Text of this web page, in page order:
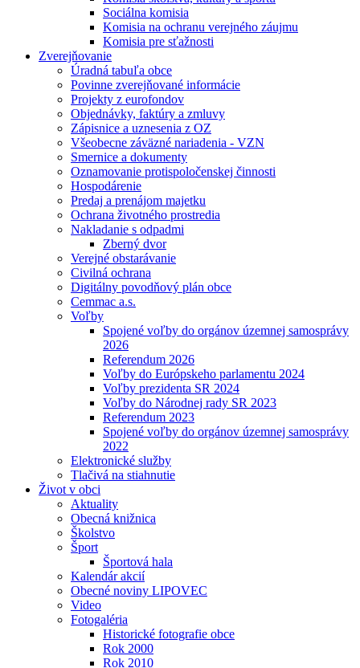
Sociálna komisia
Komisia na ochranu verejného záujmu
Komisia pre sťažnosti
Zverejňovanie
Úradná tabuľa obce
Povinne zverejňované informácie
Projekty z eurofondov
Objednávky, faktúry a zmluvy
Zápisnice a uznesenia z OZ
Všeobecne záväzné nariadenia - VZN
Smernice a dokumenty
Oznamovanie protispoločenskej činnosti
Hospodárenie
Predaj a prenájom majetku
Ochrana životného prostredia
Nakladanie s odpadmi
Zberný dvor
Verejné obstarávanie
Civilná ochrana
Digitálny povodňový plán obce
Cemmac a.s.
Voľby
Spojené voľby do orgánov územnej samosprávy
2026
Referendum 2026
Voľby do Európskeho parlamentu 2024
Voľby prezidenta SR 2024
Voľby do Národnej rady SR 2023
Referendum 2023
Spojené voľby do orgánov územnej samosprávy
2022
Elektronické služby
Tlačivá na stiahnutie
Život v obci
Aktuality
Obecná knižnica
Školstvo
Šport
Športová hala
Kalendár akcií
Obecné noviny LIPOVEC
Video
Fotogaléria
Historické fotografie obce
Rok 2000
Rok 2010